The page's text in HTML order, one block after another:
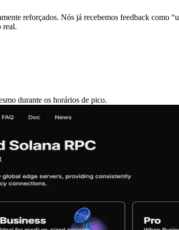
reforçados. Nós já recebemos feedback como
real.
durante os horários de pico.